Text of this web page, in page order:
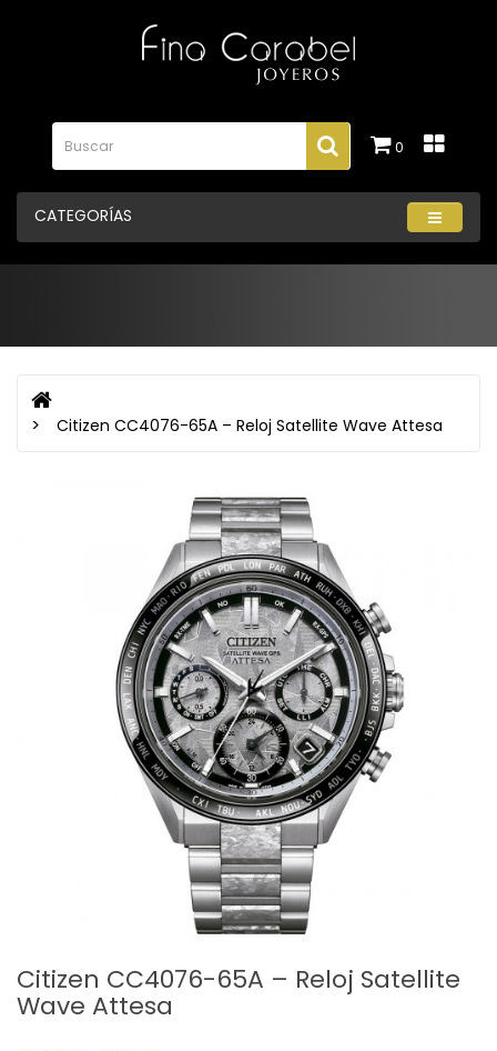
0
CATEGORÍAS
Citizen CC4076-65A – Reloj Satellite Wave Attesa
Citizen CC4076-65A – Reloj Satellite
Wave Attesa